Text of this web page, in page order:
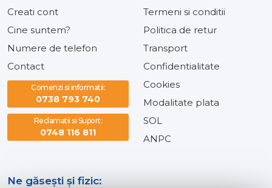
Creati cont
Cine suntem?
Numere de telefon
Contact
Comenzi si informatii:
0738 793 740
Reclamatii si Suport:
0748 116 811
Termeni si conditii
Politica de retur
Transport
Confidentialitate
Cookies
Modalitate plata
SOL
ANPC
Ne găsești și fizic: